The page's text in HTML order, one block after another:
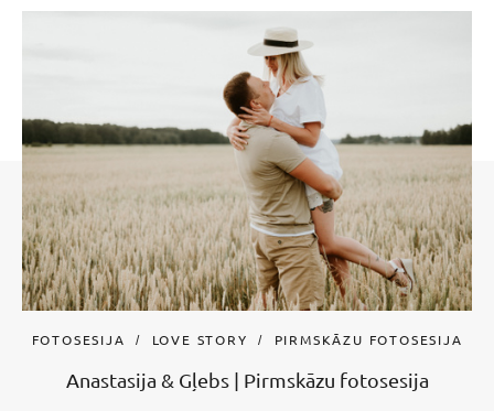
FOTOSESIJA LOVE STORY PIRMSKĀZU FOTOSESIJA
Anastasija & Gļebs | Pirmskāzu fotosesija